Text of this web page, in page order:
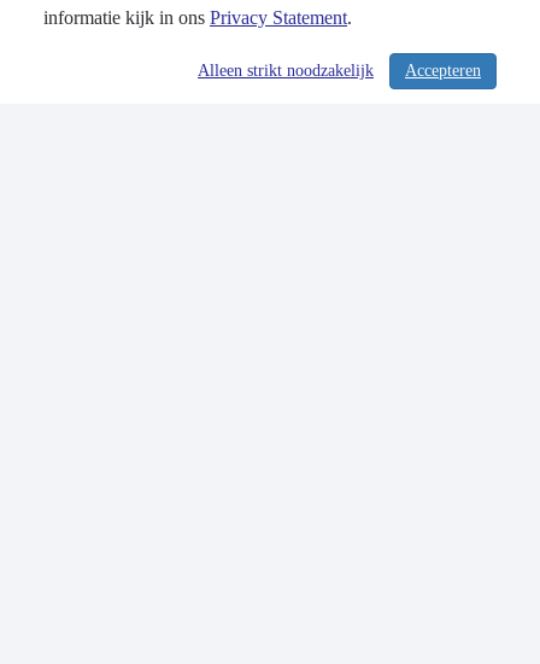
/ 304
informatie kijk in ons Privacy Statement.
Accepteren
Alleen strikt noodzakelijk